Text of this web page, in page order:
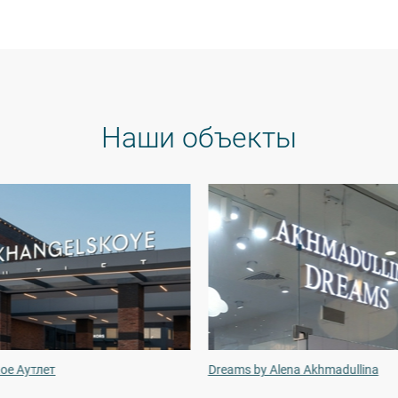
Наши объекты
Аутлет Dreams by Alena Akhmadullina